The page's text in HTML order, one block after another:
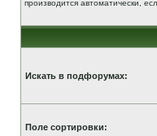
производится автоматически,
Искать в подфорумах:
Поле сортировки: